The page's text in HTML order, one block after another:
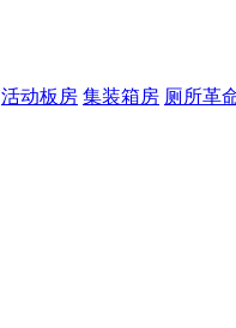
活动板房 集装箱房 厕所革